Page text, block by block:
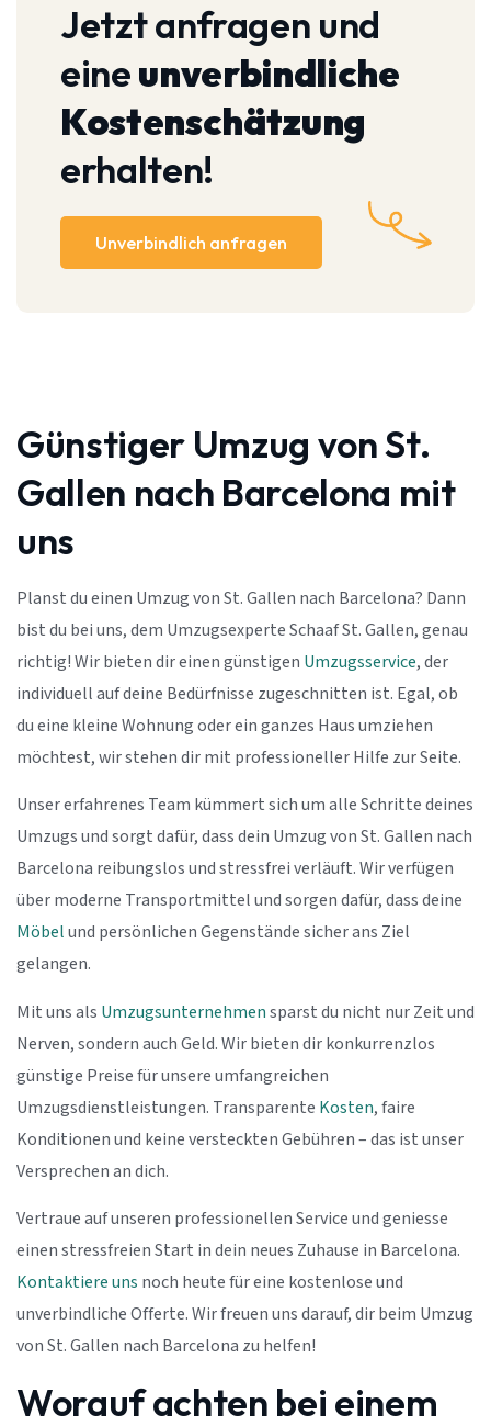
Jetzt anfragen und
eineunverbindliche
Kostenschätzung
erhalten!
Unverbindlich anfragen
Günstiger Umzug von St.
Gallen nach Barcelona mit
uns
Planst du einen Umzug von St. Gallen nach Barcelona? Dann
bist du bei uns, dem Umzugsexperte Schaaf St. Gallen, genau
richtig! Wir bieten dir einen günstigen Umzugsservice, der
individuell auf deine Bedürfnisse zugeschnitten ist. Egal, ob
du eine kleine Wohnung oder ein ganzes Haus umziehen
möchtest, wir stehen dir mit professioneller Hilfe zur Seite.
Unser erfahrenes Team kümmert sich um alle Schritte deines
Umzugs und sorgt dafür, dass dein Umzug von St. Gallen nach
Barcelona reibungslos und stressfrei verläuft. Wir verfügen
über moderne Transportmittel und sorgen dafür, dass deine
Möbelund persönlichen Gegenstände sicher ans Ziel
gelangen.
Mit uns als Umzugsunternehmensparst du nicht nur Zeit und
Nerven, sondern auch Geld. Wir bieten dir konkurrenzlos
günstige Preise für unsere umfangreichen
Umzugsdienstleistungen. Transparente Kosten, faire
Konditionen und keine versteckten Gebühren – das ist unser
Versprechen an dich.
Vertraue auf unseren professionellen Service und geniesse
einen stressfreien Start in dein neues Zuhause in Barcelona.
Kontaktiere uns noch heute für eine kostenlose und
unverbindliche Offerte. Wir freuen uns darauf, dir beim Umzug
von St. Gallen nach Barcelona zu helfen!
Worauf achten bei einem